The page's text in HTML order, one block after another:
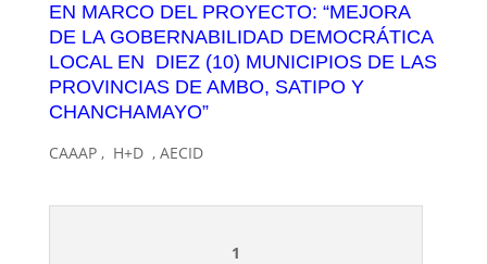
EN MARCO DEL PROYECTO: “MEJORA
DE LA GOBERNABILIDAD DEMOCRÁTICA
LOCAL EN DIEZ (10) MUNICIPIOS DE LAS
PROVINCIAS DE AMBO, SATIPO Y
CHANCHAMAYO”
​CAAAP , H+D , AECID​
1